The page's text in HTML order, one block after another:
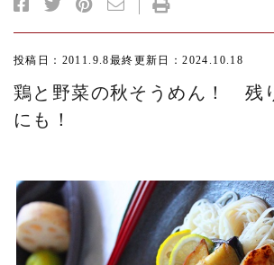
投稿日：2011.9.8最終更新日：2024.10.18
鶏と野菜の秋そうめん！ 残
にも！